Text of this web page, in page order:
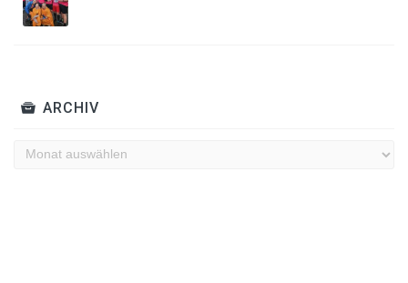
ARCHIV
Archiv